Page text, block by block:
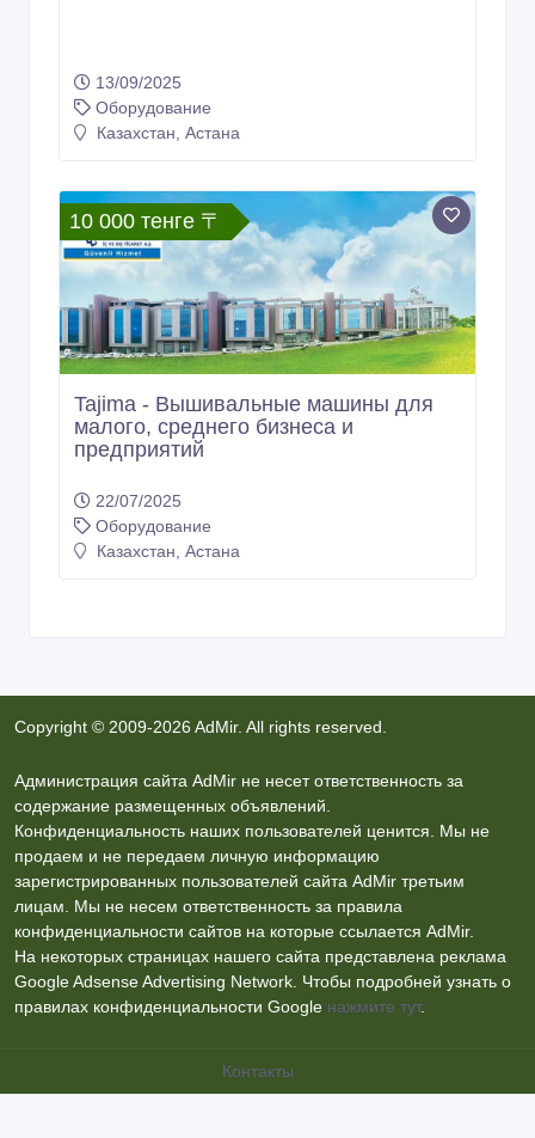
13/09/2025
Оборудование
Казахстан, Астана
10 000 тенге 〒
Tajima - Вышивальные машины для
малого, среднего бизнеса и
предприятий
22/07/2025
Оборудование
Казахстан, Астана
Copyright © 2009-2026 AdMir. All rights reserved.
Администрация сайта AdMir не несет ответственность за
содержание размещенных объявлений.
Конфиденциальность наших пользователей ценится. Мы не
продаем и не передаем личную информацию
зарегистрированных пользователей сайта AdMir третьим
лицам. Мы не несем ответственность за правила
конфиденциальности сайтов на которые ссылается AdMir.
На некоторых страницах нашего сайта представлена реклама
Google Adsense Advertising Network. Чтобы подробней узнать о
правилах конфиденциальности Google нажмите тут.
Контакты